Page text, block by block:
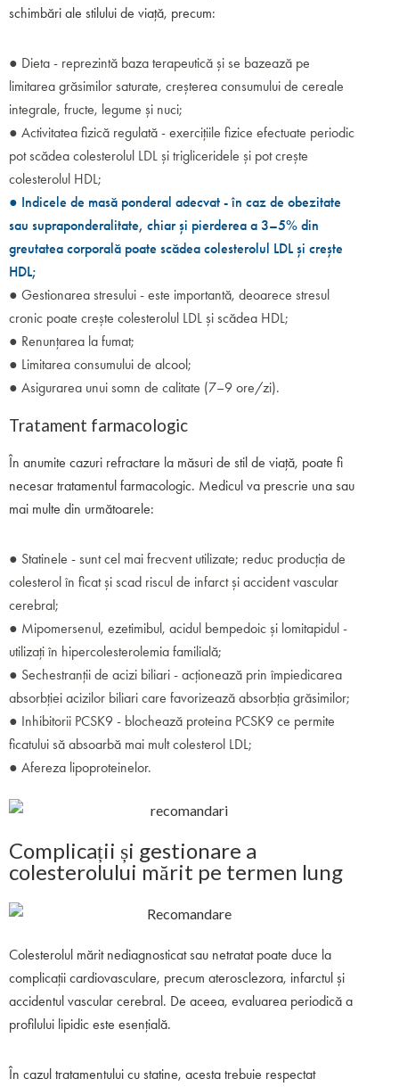
schimbări ale stilului de viață, precum:
● Dieta - reprezintă baza terapeutică și se bazează pe
limitarea grăsimilor saturate, creșterea consumului de cereale
integrale, fructe, legume și nuci;
● Activitatea fizică regulată - exercițiile fizice efectuate periodic
pot scădea colesterolul LDL și trigliceridele și pot crește
colesterolul HDL;
● Indicele de masă ponderal adecvat - în caz de obezitate
sau supraponderalitate, chiar și pierderea a 3–5% din
greutatea corporală poate scădea colesterolul LDL și crește
HDL;
● Gestionarea stresului - este importantă, deoarece stresul
cronic poate crește colesterolul LDL și scădea HDL;
● Renunțarea la fumat;
● Limitarea consumului de alcool;
● Asigurarea unui somn de calitate (7–9 ore/zi).
Tratament farmacologic
În anumite cazuri refractare la măsuri de stil de viață, poate fi
necesar tratamentul farmacologic. Medicul va prescrie una sau
mai multe din următoarele:
● Statinele - sunt cel mai frecvent utilizate; reduc producția de
colesterol în ficat și scad riscul de infarct și accident vascular
cerebral;
● Mipomersenul, ezetimibul, acidul bempedoic și lomitapidul -
utilizați în hipercolesterolemia familială;
● Sechestranții de acizi biliari - acționează prin împiedicarea
absorbției acizilor biliari care favorizează absorbția grăsimilor;
● Inhibitorii PCSK9 - blochează proteina PCSK9 ce permite
ficatului să absoarbă mai mult colesterol LDL;
● Afereza lipoproteinelor.
Complicații și gestionare a
colesterolului mărit pe termen lung
Colesterolul mărit nediagnosticat sau netratat poate duce la
complicații cardiovasculare, precum aterosclezora, infarctul și
accidentul vascular cerebral. De aceea, evaluarea periodică a
profilului lipidic este esențială.
În cazul tratamentului cu statine, acesta trebuie respectat